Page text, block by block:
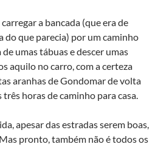
a bancada (que era de
do que parecia) por um caminho
umas tábuas e descer umas
aquilo no carro, com a certeza
aranhas de Gondomar de volta
horas de caminho para casa.
apesar das estradas serem boas,
pronto, também não é todos os